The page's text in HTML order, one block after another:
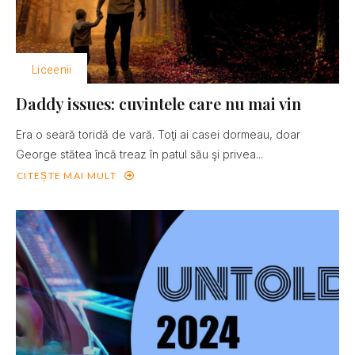
Liceenii
Daddy issues: cuvintele care nu mai vin
Era o seară toridă de vară. Toţi ai casei dormeau, doar
George stătea încă treaz în patul său şi privea...
CITEȘTE MAI MULT